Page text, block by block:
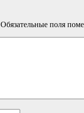
Обязательные поля